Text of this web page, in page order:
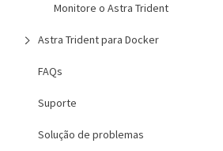
Monitore o Astra Trident
Astra Trident para Docker
FAQs
Suporte
Solução de problemas